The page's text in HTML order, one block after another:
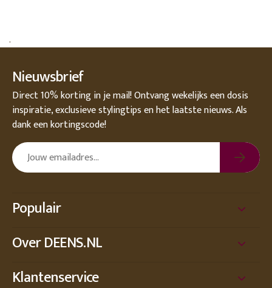
.
Nieuwsbrief
Direct 10% korting in je mail! Ontvang wekelijks een dosis
inspiratie, exclusieve stylingtips en het laatste nieuws. Als
dank een kortingscode!
Populair
Over DEENS.NL
Klantenservice